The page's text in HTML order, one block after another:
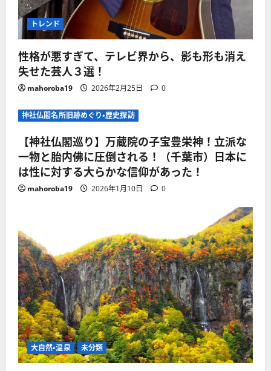
トレンド
性格が悪すぎて、テレビ界から、影も形も消え
失せた芸人３選！
mahoroba19 2026年2月25日 0
神社仏閣名所旧跡めぐり・歴史探訪
【神社仏閣巡り】万蔵院の子宝豊栄神！立派な
一物と胎内佛に圧倒される！（千葉市）日本に
は性に対する大らかな信仰があった！
mahoroba19 2026年1月10日 0
大自然・温泉 未分類